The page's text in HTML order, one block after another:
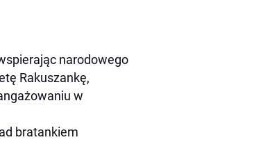
narodowego
Rakuszankę,
w
bratankiem